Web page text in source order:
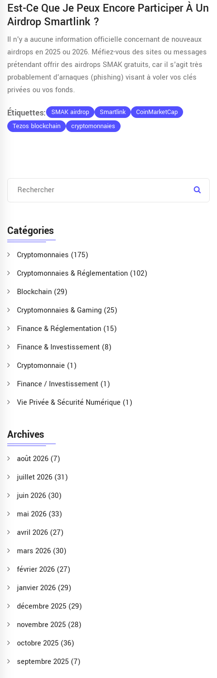
Est-Ce Que Je Peux Encore Participer À Un
Airdrop Smartlink ?
Il n'y a aucune information officielle concernant de nouveaux
airdrops en 2025 ou 2026. Méfiez-vous des sites ou messages
prétendant offrir des airdrops SMAK gratuits, car il s'agit très
probablement d'arnaques (phishing) visant à voler vos clés
privées ou vos fonds.
Étiquettes: SMAK airdrop Smartlink
CoinMarketCap
Tezos blockchain
cryptomonnaies
Catégories
Cryptomonnaies (175)
Cryptomonnaies & Réglementation (102)
Blockchain (29)
Cryptomonnaies & Gaming (25)
Finance & Réglementation (15)
Finance & Investissement (8)
Cryptomonnaie (1)
Finance / Investissement (1)
Vie Privée & Sécurité Numérique (1)
Archives
août 2026 (7)
juillet 2026 (31)
juin 2026 (30)
mai 2026 (33)
avril 2026 (27)
mars 2026 (30)
février 2026 (27)
janvier 2026 (29)
décembre 2025 (29)
novembre 2025 (28)
octobre 2025 (36)
septembre 2025 (7)